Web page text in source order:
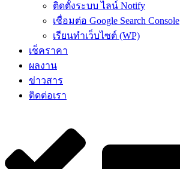
ติดตั้งระบบ ไลน์ Notify
เชื่อมต่อ Google Search Console
เรียนทำเว็บไซต์ (WP)
เช็คราคา
ผลงาน
ข่าวสาร
ติดต่อเรา